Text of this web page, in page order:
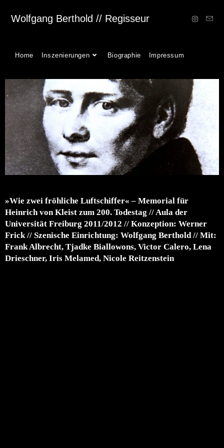
Wolfgang Berthold // Regisseur
Home Inszenierungen Biographie Impressum
»Wie zwei fröhliche Luftschiffer« – Memorial für
Heinrich von Kleist zum 200. Todestag // Aula der
Universität Freiburg 2011/2012 // Konzeption: Werner
Frick // Szenische Einrichtung: Wolfgang Berthold // Mit:
Frank Albrecht, Tjadke Biallowons, Victor Calero, Lena
Drieschner, Iris Melamed, Nicole Reitzenstein